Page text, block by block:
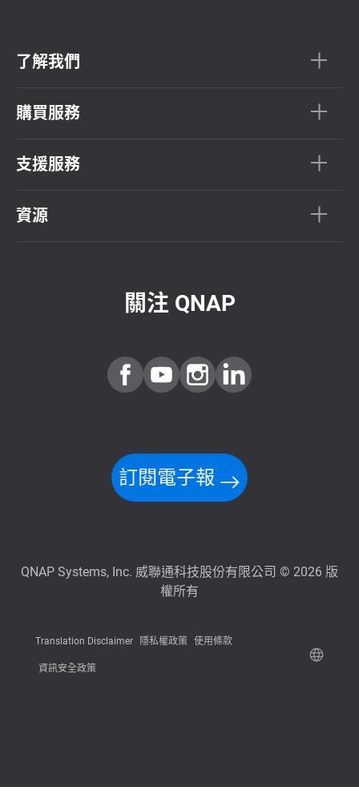
了解我們
購買服務
支援服務
資源
關注 QNAP
訂閱電子報
QNAP Systems, Inc. 威聯通科技股份有限公司 © 2026 版
權所有
Translation Disclaimer 隱私權政策 使用條款
資訊安全政策